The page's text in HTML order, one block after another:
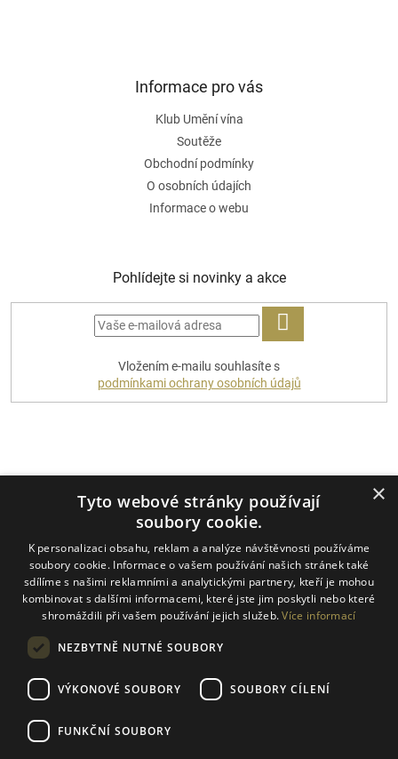
Informace pro vás
Klub Umění vína
Soutěže
Obchodní podmínky
O osobních údajích
Informace o webu
Pohlídejte si novinky a akce
PŘIHLÁSIT
Vložením e-mailu souhlasíte s
podmínkami ochrany osobních údajů
Platební metody
Dopravci
×
Tyto webové stránky používají
soubory cookie.
K personalizaci obsahu, reklam a analýze návštěvnosti používáme
soubory cookie. Informace o vašem používání našich stránek také
sdílíme s našimi reklamními a analytickými partnery, kteří je mohou
kombinovat s dalšími informacemi, které jste jim poskytli nebo které
shromáždili při vašem používání jejich služeb.Více informací
NEZBYTNĚ NUTNÉ SOUBORY
VÝKONOVÉ SOUBORY SOUBORY CÍLENÍ
FUNKČNÍ SOUBORY